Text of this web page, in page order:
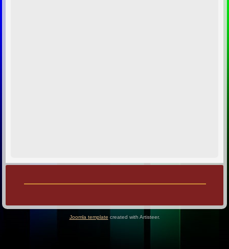
Joomla template created with Artisteer.